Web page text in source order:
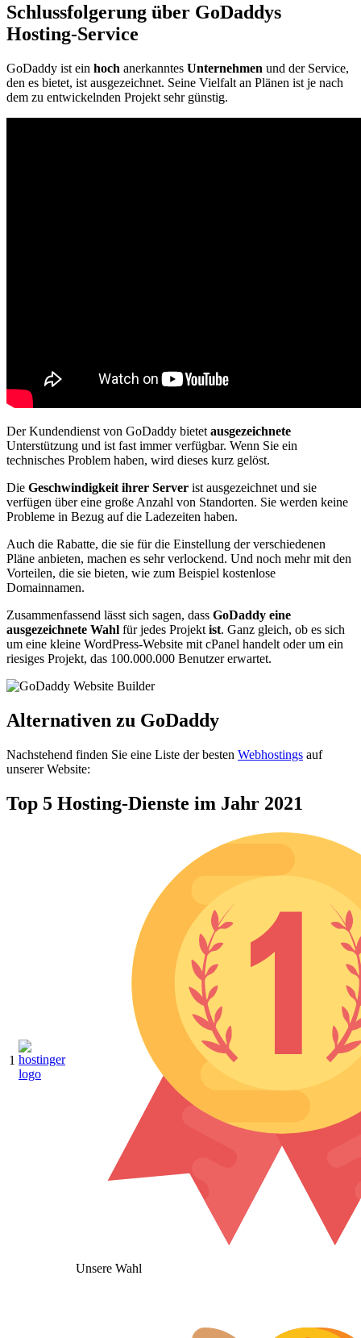
Schlussfolgerung über GoDaddys
Hosting-Service
GoDaddy ist ein hoch anerkanntes Unternehmen und der Service,
den es bietet, ist ausgezeichnet. Seine Vielfalt an Plänen ist je nach
dem zu entwickelnden Projekt sehr günstig.
Der Kundendienst von GoDaddy bietet ausgezeichnete
Unterstützung und ist fast immer verfügbar. Wenn Sie ein
technisches Problem haben, wird dieses kurz gelöst.
Die Geschwindigkeit ihrer Server ist ausgezeichnet und sie
verfügen über eine große Anzahl von Standorten. Sie werden keine
Probleme in Bezug auf die Ladezeiten haben.
Auch die Rabatte, die sie für die Einstellung der verschiedenen
Pläne anbieten, machen es sehr verlockend. Und noch mehr mit den
Vorteilen, die sie bieten, wie zum Beispiel kostenlose
Domainnamen.
Zusammenfassend lässt sich sagen, dass GoDaddy eine
ausgezeichnete Wahl für jedes Projekt ist. Ganz gleich, ob es sich
um eine kleine WordPress-Website mit cPanel handelt oder um ein
riesiges Projekt, das 100.000.000 Benutzer erwartet.
Alternativen zu GoDaddy
Nachstehend finden Sie eine Liste der besten Webhostings auf
unserer Website:
Top 5 Hosting-Dienste im Jahr 2021
1
Unsere Wahl